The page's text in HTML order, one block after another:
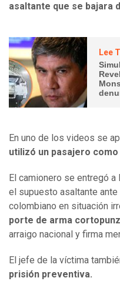
asaltante que se bajara
Lee
En uno de los videos se
utilizó un pasajero
El camionero se entregó
el supuesto asaltante
colombiano en situación
porte de arma
arraigo nacional y firma
El jefe de la víctima
prisión preventiva.